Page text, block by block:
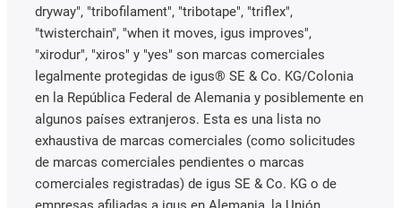
dryway", "tribofilament", "tribotape", "triflex",
"twisterchain", "when it moves, igus improves",
"xirodur", "xiros" y "yes" son marcas comerciales
legalmente protegidas de igus® SE & Co. KG/Colonia
en la República Federal de Alemania y posiblemente en
algunos países extranjeros. Esta es una lista no
exhaustiva de marcas comerciales (como solicitudes
de marcas comerciales pendientes o marcas
comerciales registradas) de igus SE & Co. KG o de